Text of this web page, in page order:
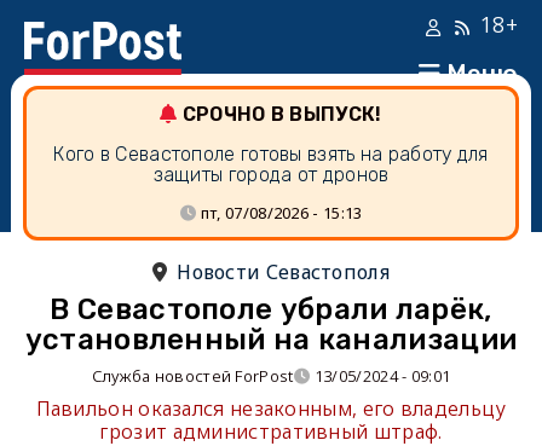
Меню
18+
СРОЧНО В ВЫПУСК!
Кого в Севастополе готовы взять на работу для
защиты города от дронов
пт, 07/08/2026 - 15:13
Новости Севастополя
В Севастополе убрали ларёк,
установленный на канализации
Служба новостей ForPost 13/05/2024 - 09:01
Павильон оказался незаконным, его владельцу
грозит административный штраф.